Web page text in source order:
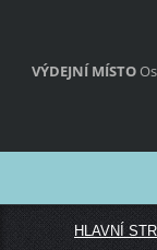
VÝDEJNÍ MÍSTO
HLAVNÍ